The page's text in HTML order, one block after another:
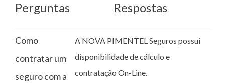
Perguntas Respostas
Como
contratar um
seguro com a
A NOVA PIMENTEL Seguros possui
disponibilidade de cálculo e
contratação On-Line.